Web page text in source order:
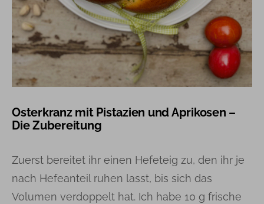
Osterkranz mit Pistazien und Aprikosen –
Die Zubereitung
Zuerst bereitet ihr einen Hefeteig zu, den ihr je
nach Hefeanteil ruhen lasst, bis sich das
Volumen verdoppelt hat. Ich habe 10 g frische